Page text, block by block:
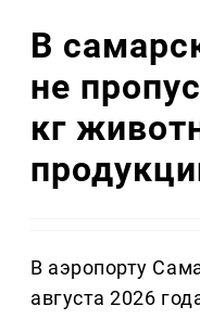
В
не
кг
В аэропорту
августа 2026